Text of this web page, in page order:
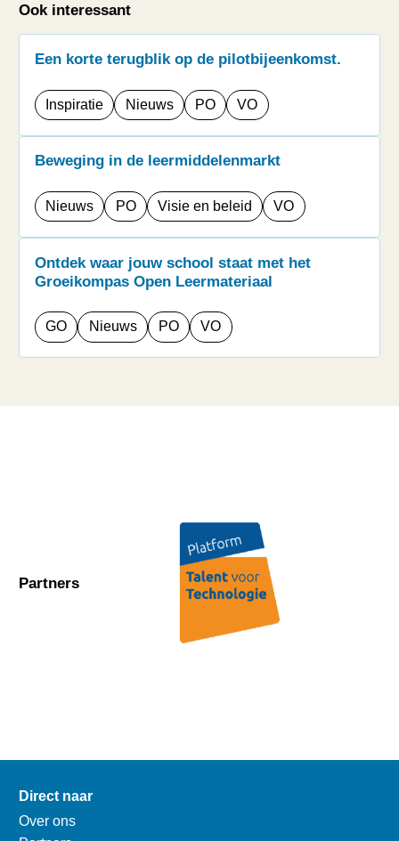
Ook interessant
Een korte terugblik op de pilotbijeenkomst.
Inspiratie Nieuws PO VO
Beweging in de leermiddelenmarkt
Nieuws PO Visie en beleid VO
Ontdek waar jouw school staat met het
Groeikompas Open Leermateriaal
GO Nieuws PO VO
Partners
Direct naar
Over ons